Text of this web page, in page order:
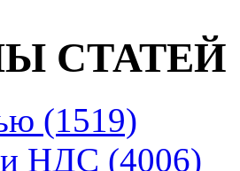
СТАТЕЙ
(1519)
НДС (4006)